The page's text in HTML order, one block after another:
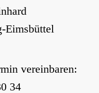
vereinbaren:
34
Eimsbüttel